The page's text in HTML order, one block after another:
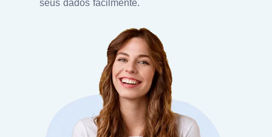
seus dados facilmente.